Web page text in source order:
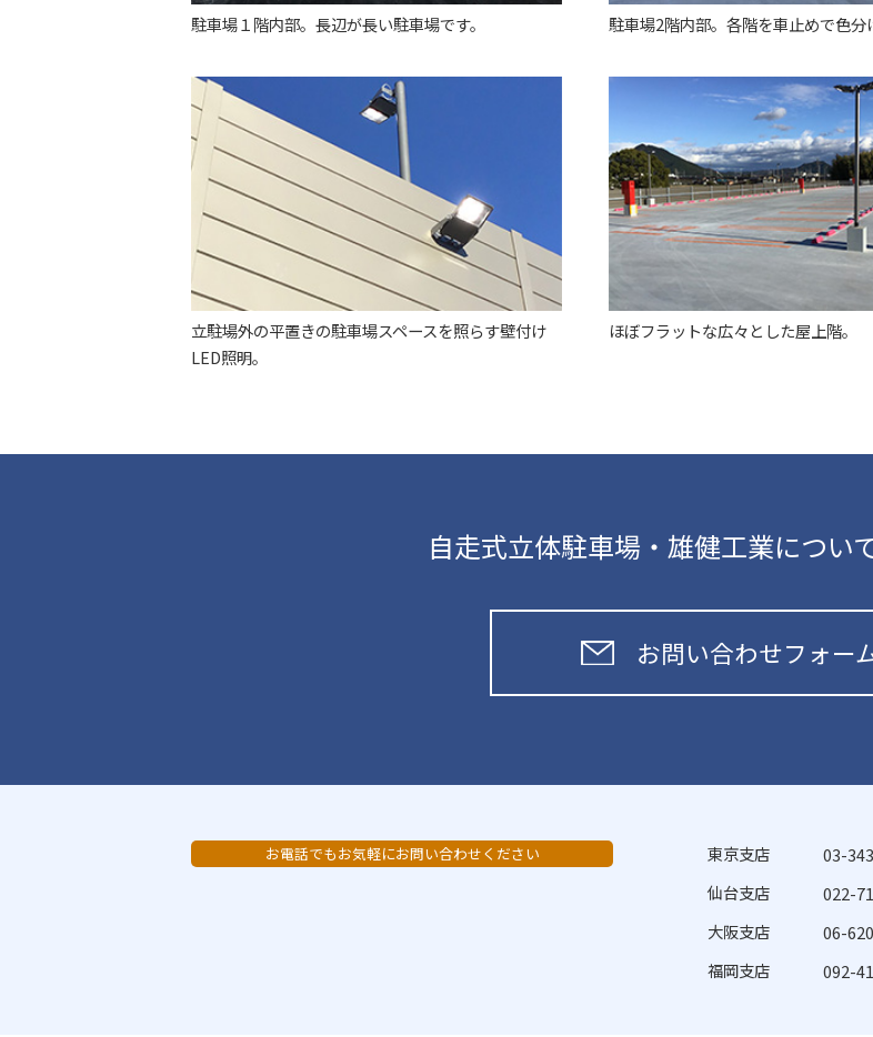
駐車場１階内部。長辺が長い駐車場です。 駐車場2階内部。各階を車止めで色分
立駐場外の平置きの駐車場スペースを照らす壁付け
LED照明。
ほぼフラットな広々とした屋上階。
自走式立体駐車場・雄健工業につい
お問い合わせフォー
お電話でもお気軽にお問い合わせください 東京支店
03-
仙台支店
022-
大阪支店
06-
福岡支店
092-